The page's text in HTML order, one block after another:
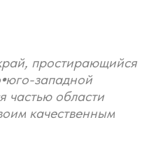
простирающийся
западной
частью области
качественным